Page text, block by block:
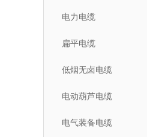
电力电缆
扁平电缆
低烟无卤电缆
电动葫芦电缆
电气装备电缆